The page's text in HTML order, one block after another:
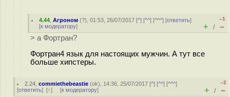
4.44 ,Агроном (?), 01:53, 26/07/2017 [^] [^^] [^^^] [ответить]
[к модератору]
–1
+ / –
> а Фортран?
Фортран4 язык для настоящих мужчин. А тут все
больше хипстеры.
2.24 ,commiethebeastie (ok), 14:36, 25/07/2017 [^] [^^] [^^^]
[ответить] [↑] [к модератору]
–2
+ / –